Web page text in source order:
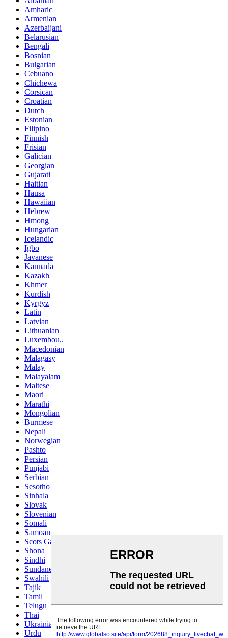
Amharic
Armenian
Azerbaijani
Belarusian
Bengali
Bosnian
Bulgarian
Cebuano
Chichewa
Corsican
Croatian
Dutch
Estonian
Filipino
Finnish
Frisian
Galician
Georgian
Gujarati
Haitian
Hausa
Hawaiian
Hebrew
Hmong
Hungarian
Icelandic
Igbo
Javanese
Kannada
Kazakh
Khmer
Kurdish
Kyrgyz
Latin
Latvian
Lithuanian
Luxembou..
Macedonian
Malagasy
Malay
Malayalam
Maltese
Maori
Marathi
Mongolian
Burmese
Nepali
Norwegian
Pashto
Persian
Punjabi
Serbian
Sesotho
Sinhala
Slovak
Slovenian
Somali
Samoan
Scots Gaelic
Shona
Sindhi
Sundanese
Swahili
Tajik
Tamil
Telugu
Thai
Ukrainian
Urdu